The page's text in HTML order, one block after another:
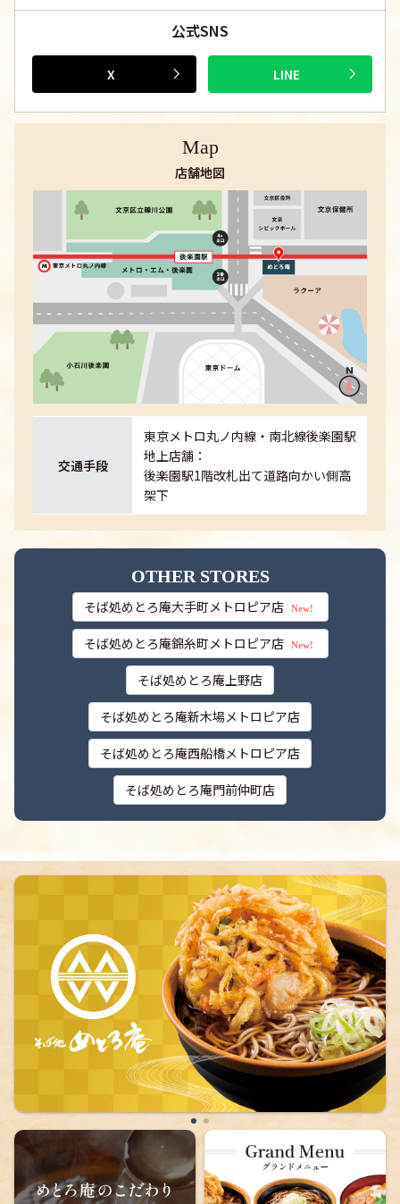
公式SNS
Map
店舗地図
交通手段
東京メトロ丸ノ内線・南北線後楽園駅
地上店舗：
後楽園駅1階改札出て道路向かい側高
架下
OTHER STORES
そば処めとろ庵大手町メトロピア店 New!
そば処めとろ庵錦糸町メトロピア店 New!
そば処めとろ庵上野店
そば処めとろ庵新木場メトロピア店
そば処めとろ庵西船橋メトロピア店
そば処めとろ庵門前仲町店